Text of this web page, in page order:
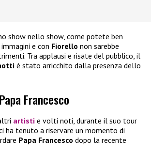
show nello show, come potete ben
e con Fiorello non sarebbe
Tra applausi e risate del pubblico, il
è stato arricchito dalla presenza dello
Francesco
artisti e volti noti, durante il suo tour
ha tenuto a riservare un momento di
Papa Francesco dopo la recente